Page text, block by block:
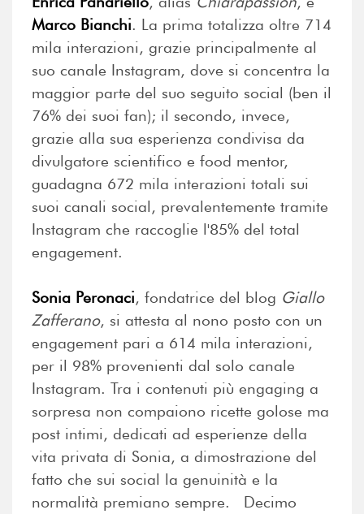
Marco Bianchi. La prima totalizza oltre 714
mila interazioni, grazie principalmente al
suo canale Instagram, dove si concentra la
maggior parte del suo seguito social (ben il
76% dei suoi fan); il secondo, invece,
grazie alla sua esperienza condivisa da
divulgatore scientifico e food mentor,
guadagna 672 mila interazioni totali sui
suoi canali social, prevalentemente tramite
Instagram che raccoglie l'85% del total
engagement.
Sonia Peronaci, fondatrice del blog Giallo
Zafferano, si attesta al nono posto con un
engagement pari a 614 mila interazioni,
per il 98% provenienti dal solo canale
Instagram. Tra i contenuti più engaging a
sorpresa non compaiono ricette golose ma
post intimi, dedicati ad esperienze della
vita privata di Sonia, a dimostrazione del
fatto che sui social la genuinità e la
normalità premiano sempre. Decimo